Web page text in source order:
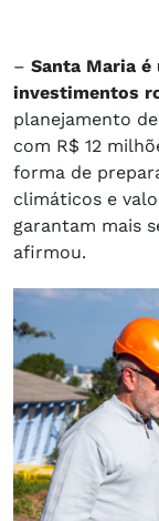
– Santa Maria
investimentos
planejamento
com R$ 12
forma de
climáticos e
garantam mais
afirmou.